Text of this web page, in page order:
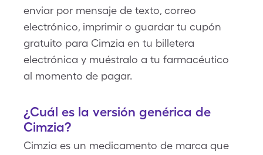
enviar por mensaje de texto, correo
electrónico, imprimir o guardar tu cupón
gratuito para Cimzia en tu billetera
electrónica y muéstralo a tu farmacéutico
al momento de pagar.
¿Cuál es la versión genérica de
Cimzia?
Cimzia es un medicamento de marca que